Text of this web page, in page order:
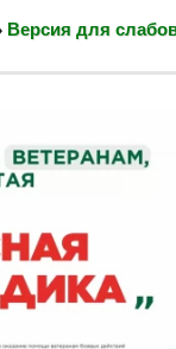
Версия для